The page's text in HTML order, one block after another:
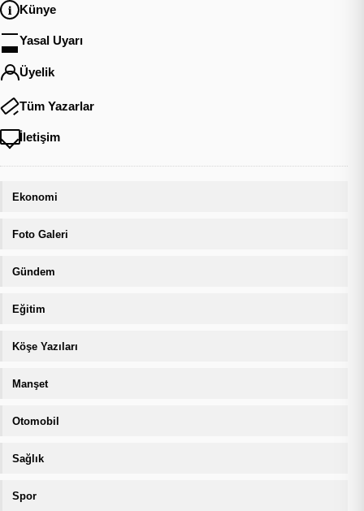
Künye
Yasal Uyarı
Üyelik
Tüm Yazarlar
İletişim
Ekonomi
Foto Galeri
Gündem
Eğitim
Köşe Yazıları
Manşet
Otomobil
Sağlık
Spor